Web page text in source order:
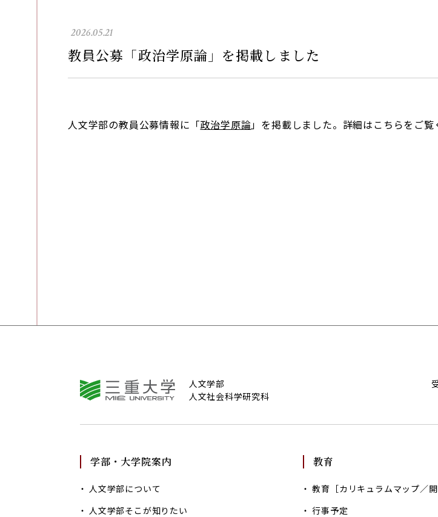
2026.05.21
教員公募「政治学原論」を掲載しました
人文学部の教員公募情報に「政治学原論」を掲載しました。詳細はこちらをご覧
人文学部
人文社会科学研究科
学部・大学院案内
人文学部について
人文学部そこが知りたい
教育
教育［カリキュラムマップ／開
行事予定